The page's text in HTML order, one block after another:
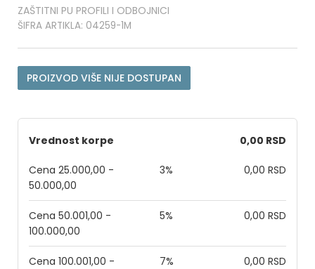
ZAŠTITNI PU PROFILI I ODBOJNICI
ŠIFRA ARTIKLA: 04259-1M
PROIZVOD VIŠE NIJE DOSTUPAN
Vrednost korpe 0,00 RSD
Cena 25.000,00 -
50.000,00
3% 0,00 RSD
Cena 50.001,00 -
100.000,00
5% 0,00 RSD
Cena 100.001,00 -
7% 0,00 RSD